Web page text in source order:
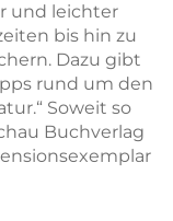
und leichter
bis hin zu
Dazu gibt
rund um den
Soweit so
Buchverlag